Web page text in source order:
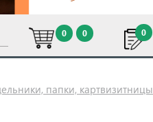
0
0 0
папки, картвизитницы